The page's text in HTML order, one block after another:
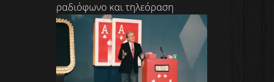
ραδιόφωνο και τηλεόραση